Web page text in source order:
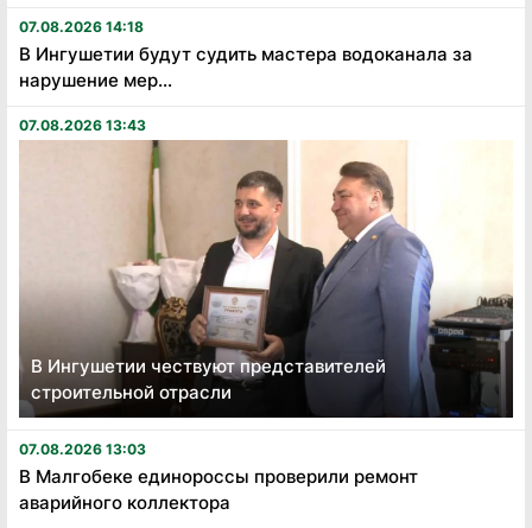
07.08.2026 14:18
В Ингушетии будут судить мастера водоканала за
нарушение мер...
07.08.2026 13:43
В Ингушетии чествуют представителей
строительной отрасли
07.08.2026 13:03
В Малгобеке единороссы проверили ремонт
аварийного коллектора